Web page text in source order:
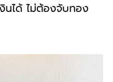
นได้ ไม่ต้องจับทอง